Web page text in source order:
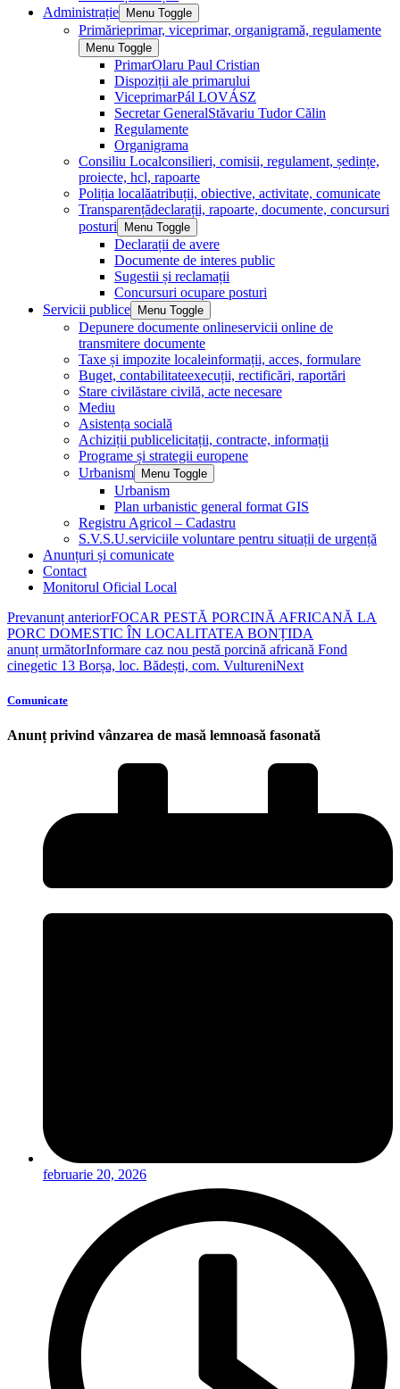
Administrație
Menu Toggle
Primărieprimar, viceprimar, organigramă, regulamente
Menu Toggle
PrimarOlaru Paul Cristian
Dispoziții ale primarului
ViceprimarPál LOVÁSZ
Secretar GeneralStăvariu Tudor Călin
Regulamente
Organigrama
Consiliu Localconsilieri, comisii, regulament, ședințe,
proiecte, hcl, rapoarte
Poliția localăatribuții, obiective, activitate, comunicate
Transparențădeclarații, rapoarte, documente, concursuri
posturi
Menu Toggle
Declarații de avere
Documente de interes public
Sugestii și reclamații
Concursuri ocupare posturi
Servicii publice
Menu Toggle
Depunere documente onlineservicii online de
transmitere documente
Taxe și impozite localeinformații, acces, formulare
Buget, contabilitateexecuții, rectificări, raportări
Stare civilăstare civilă, acte necesare
Mediu
Asistența socială
Achiziții publicelicitații, contracte, informații
Programe și strategii europene
Urbanism
Menu Toggle
Urbanism
Plan urbanistic general format GIS
Registru Agricol – Cadastru
S.V.S.U.serviciile voluntare pentru situații de urgență
Anunțuri și comunicate
Contact
Monitorul Oficial Local
Prevanunț anteriorFOCAR PESTĂ PORCINĂ AFRICANĂ LA
PORC DOMESTIC ÎN LOCALITATEA BONȚIDA
anunț următorInformare caz nou pestă porcină africană Fond
cinegetic 13 Borșa, loc. Bădești, com. VultureniNext
Comunicate
Anunț privind vânzarea de masă lemnoasă fasonată
februarie 20, 2026